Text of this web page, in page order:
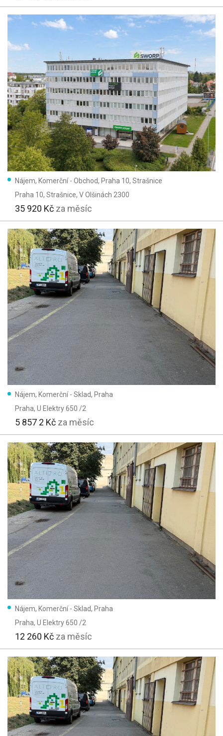
Nájem, Komerční - Obchod, Praha 10, Strašnice
Praha 10, Strašnice, V Olšinách 2300
35 920 Kč za měsíc
Nájem, Komerční - Sklad, Praha
Praha, U Elektry 650 /2
5 857 2 Kč za měsíc
Nájem, Komerční - Sklad, Praha
Praha, U Elektry 650 /2
12 260 Kč za měsíc